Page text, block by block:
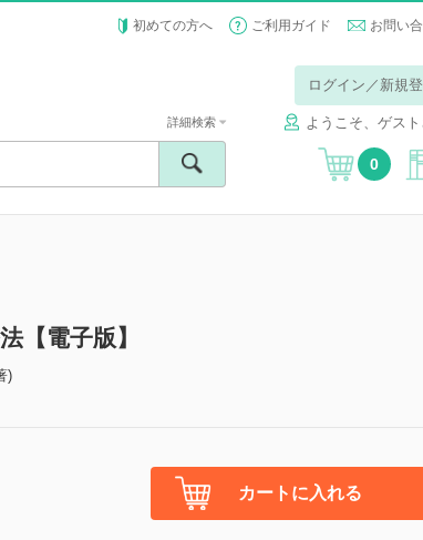
初めての方へ ご利用ガイド お問い
ログイン／新規
ようこそ、ゲス
詳細検索
0
【電子版】
)
カートに入れる